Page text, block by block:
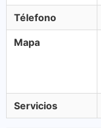
Télefono
Mapa
Servicios